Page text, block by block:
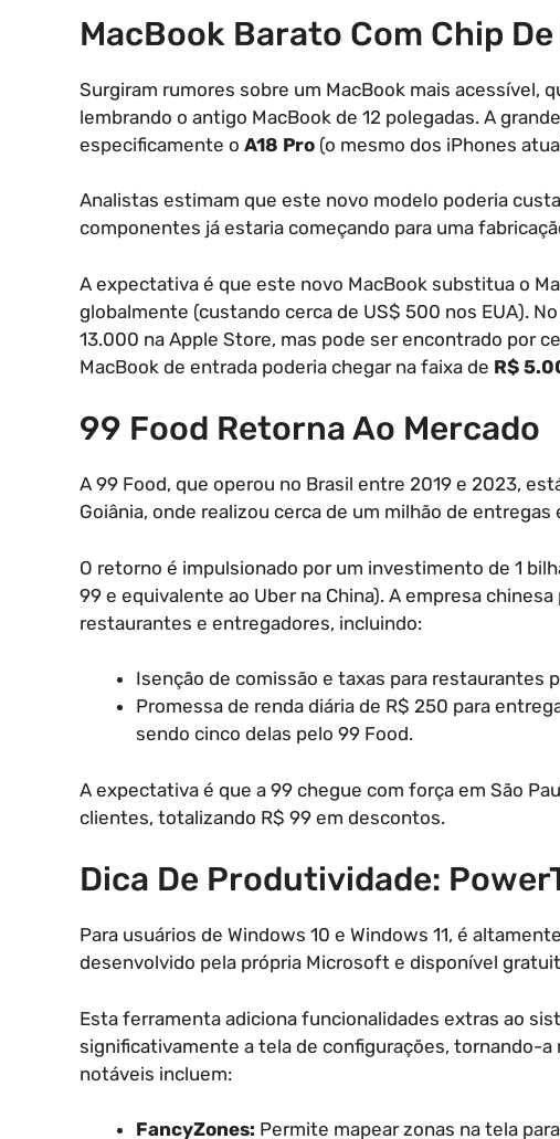
MacBook Barato Com Chip
Surgiram rumores sobre um MacBook mais acessível,
lembrando o antigo MacBook de 12 polegadas. A
especificamente o A18 Pro (o mesmo dos iPhones
Analistas estimam que este novo modelo poderia
componentes já estaria começando para uma
A expectativa é que este novo MacBook substitua o
globalmente (custando cerca de US$ 500 nos EUA).
13.000 na Apple Store, mas pode ser encontrado por
MacBook de entrada poderia chegar na faixa de R$
99 Food Retorna Ao Mercado
A 99 Food, que operou no Brasil entre 2019 e 2023,
Goiânia, onde realizou cerca de um milhão de entregas
O retorno é impulsionado por um investimento de 1
99 e equivalente ao Uber na China). A empresa
restaurantes e entregadores, incluindo:
Isenção de comissão e taxas para restaurantes
Promessa de renda diária de R$ 250 para
sendo cinco delas pelo 99 Food.
A expectativa é que a 99 chegue com força em São
clientes, totalizando R$ 99 em descontos.
Dica De Produtividade:
Para usuários de Windows 10 e Windows 11, é
desenvolvido pela própria Microsoft e disponível
Esta ferramenta adiciona funcionalidades extras ao
significativamente a tela de configurações, tornando-a
notáveis incluem:
FancyZones: Permite mapear zonas na tela